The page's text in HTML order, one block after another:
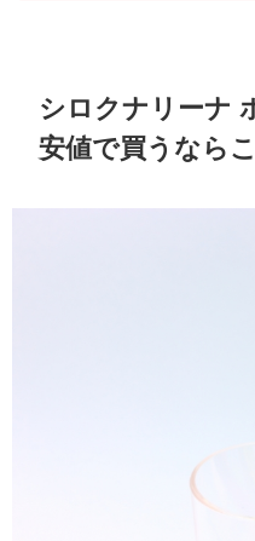
シロクナリーナ
安値で買うならこ